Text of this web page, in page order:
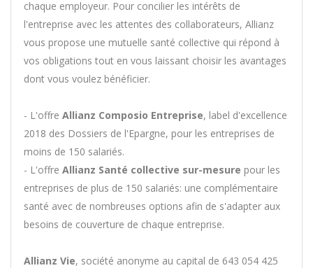
chaque employeur. Pour concilier les intérêts de
l'entreprise avec les attentes des collaborateurs, Allianz
vous propose une mutuelle santé collective qui répond à
vos obligations tout en vous laissant choisir les avantages
dont vous voulez bénéficier.
- L'offre Allianz Composio Entreprise, label d'excellence
2018 des Dossiers de l'Epargne, pour les entreprises de
moins de 150 salariés.
- L'offre Allianz Santé collective sur-mesure pour les
entreprises de plus de 150 salariés: une complémentaire
santé avec de nombreuses options afin de s'adapter aux
besoins de couverture de chaque entreprise.
Allianz Vie, société anonyme au capital de 643 054 425